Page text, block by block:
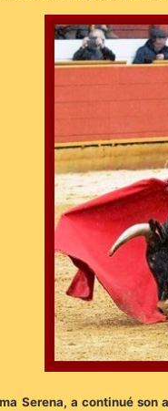
Serena, a continué